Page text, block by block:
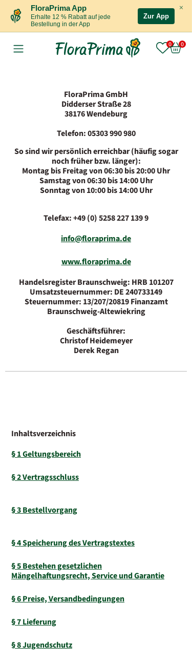
×
FloraPrima App
Erhalte 12 % Rabatt auf jede
Bestellung in der App
Zur App
FloraPrima GmbH
Didderser Straße 28
38176 Wendeburg
Telefon: 05303 990 980
So sind wir persönlich erreichbar (häufig sogar
noch früher bzw. länger):
Montag bis Freitag von 06:30 bis 20:00 Uhr
Samstag von 06:30 bis 14:00 Uhr
Sonntag von 10:00 bis 14:00 Uhr
Telefax: +49 (0) 5258 227 139 9
info@floraprima.de
www.floraprima.de
Handelsregister Braunschweig: HRB 101207
Umsatzsteuernummer: DE 240733149
Steuernummer: 13/207/20819 Finanzamt
Braunschweig-Altewiekring
Geschäftsführer:
Christof Heidemeyer
Derek Regan
Inhaltsverzeichnis
§ 1 Geltungsbereich
§ 2 Vertragsschluss
§ 3 Bestellvorgang
§ 4 Speicherung des Vertragstextes
§ 5 Bestehen gesetzlichen
Mängelhaftungsrecht, Service und Garantie
§ 6 Preise, Versandbedingungen
§ 7 Lieferung
§ 8 Jugendschutz